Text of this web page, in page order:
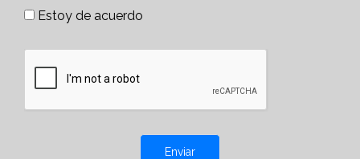
Estoy de acuerdo
Enviar